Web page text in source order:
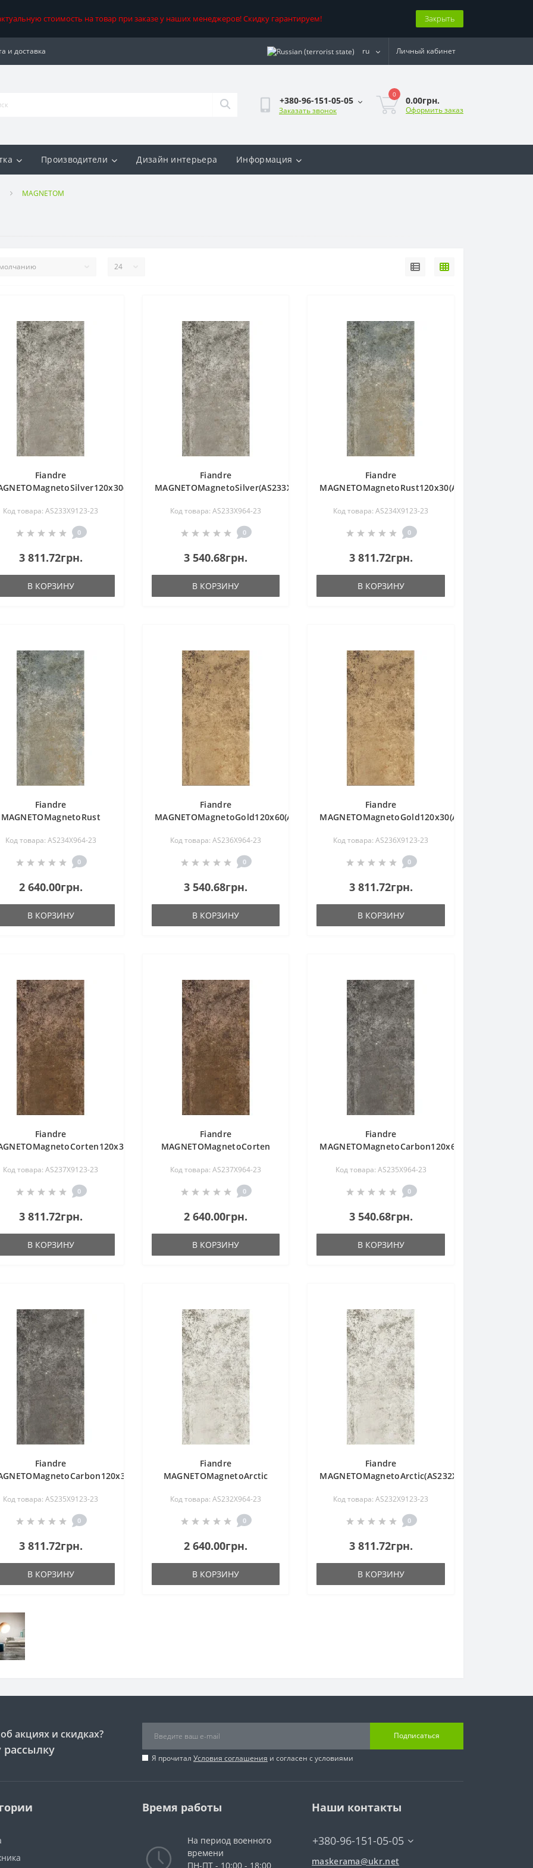
стоимость на товар при заказе у наших менеджеров! Скидку гарантируем! Закрыть
и доставка ru Личный кабинет
+380-96-151-05-05
Заказать звонок
0
0.00грн.
Оформить заказ
Производители Дизайн интерьера Информация
MAGNETOM
Fiandre
Код товара: AS233X9123-23
0
3 811.72грн.
В КОРЗИНУ
Fiandre
MAGNETOMagnetoSilver(AS233X964)
Код товара: AS233X964-23
0
3 540.68грн.
В КОРЗИНУ
Fiandre
MAGNETOMagnetoRust120x30(AS234X9123)
Код товара: AS234X9123-23
0
3 811.72грн.
В КОРЗИНУ
Fiandre
MAGNETOMagnetoRust
9мм(AS234X964)
Код товара: AS234X964-23
0
2 640.00грн.
В КОРЗИНУ
Fiandre
MAGNETOMagnetoGold120x60(AS236X964)
Код товара: AS236X964-23
0
3 540.68грн.
В КОРЗИНУ
Fiandre
MAGNETOMagnetoGold120x30(AS236X9123)
Код товара: AS236X9123-23
0
3 811.72грн.
В КОРЗИНУ
Fiandre
Код товара: AS237X9123-23
0
3 811.72грн.
В КОРЗИНУ
Fiandre
MAGNETOMagnetoCorten
9мм(AS237X964)
Код товара: AS237X964-23
0
2 640.00грн.
В КОРЗИНУ
Fiandre
MAGNETOMagnetoCarbon120x60(AS235X964)
Код товара: AS235X964-23
0
3 540.68грн.
В КОРЗИНУ
Fiandre
Код товара: AS235X9123-23
0
3 811.72грн.
В КОРЗИНУ
Fiandre
MAGNETOMagnetoArctic
9мм(AS232X964)
Код товара: AS232X964-23
0
2 640.00грн.
В КОРЗИНУ
Fiandre
MAGNETOMagnetoArctic(AS232X9123)
Код товара: AS232X9123-23
0
3 811.72грн.
В КОРЗИНУ
акциях и скидках? Подписаться
Я прочитал Условия соглашения и согласен с условиями
Время работы
На период военного
времени
ПН-ПТ - 10:00 - 18:00
Наши контакты
+380-96-151-05-05
maskerama@ukr.net